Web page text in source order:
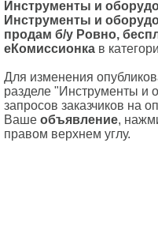
Инструменты и
Инструменты и
продам б/у Ровно,
еКомиссионка в
Для изменения
разделе "Инструменты и
запросов заказчиков на
Ваше объявление,
правом верхнем углу.